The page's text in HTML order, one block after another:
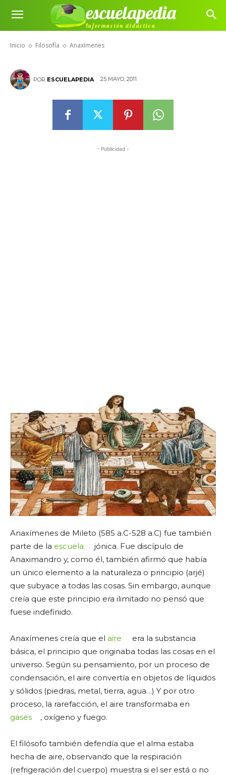
escuelapedia
Información didáctica
Inicio Filosofía Anaxímenes
Anaxímenes
POR ESCUELAPEDIA 25 MAYO, 2011
- Publicidad -
Anaxímenes de Mileto (585 a.C-528 a.C) fue también
parte de la escuela
jónica. Fue discípulo de
Anaximandro y, como él, también afirmó que había
un único elemento a la naturaleza o principio (arjé)
que subyace a todas las cosas. Sin embargo, aunque
creía que este principio era ilimitado no pensó que
fuese indefinido.
Anaxímenes creía que el aire
era la substancia
básica, el principio que originaba todas las cosas en el
universo. Según su pensamiento, por un proceso de
condensación, el aire convertía en objetos de líquidos
y sólidos (piedras, metal, tierra, agua…) Y por otro
proceso, la rarefacción, el aire transformaba en
gases
, oxígeno y fuego.
El filósofo también defendía que el alma estaba
hecha de aire, observando que la respiración
(refrigeración del cuerpo) muestra si el ser está o no